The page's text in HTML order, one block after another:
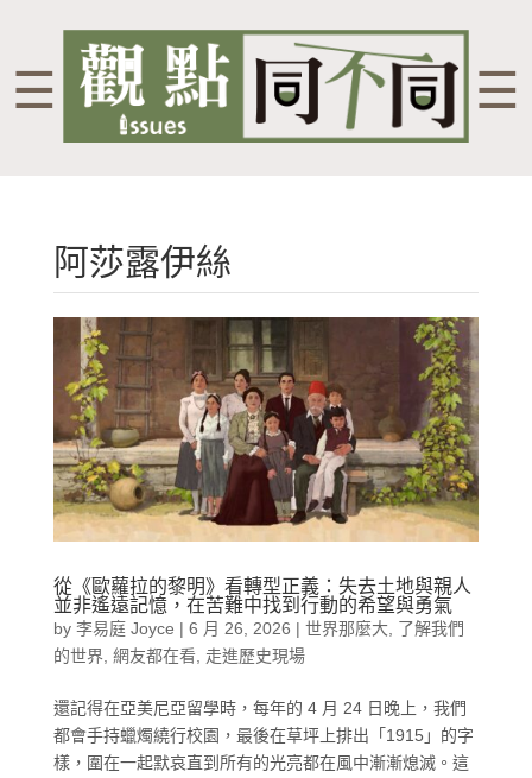
☰ ☰
阿莎露伊絲
從《歐蘿拉的黎明》看轉型正義：失去土地與親人
並非遙遠記憶，在苦難中找到行動的希望與勇氣
by 李易庭 Joyce | 6 月 26, 2026 | 世界那麼大, 了解我們
的世界, 網友都在看 走進歷史現場
還記得在亞美尼亞留學時，每年的 4 月 24 日晚上，我們
都會手持蠟燭繞行校園，最後在草坪上排出「1915」的字
樣，圍在一起默哀直到所有的光亮都在風中漸漸熄滅。這